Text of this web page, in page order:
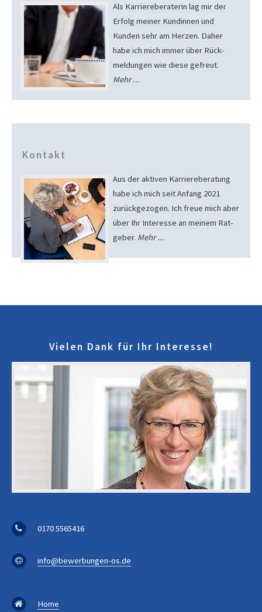
Als Karriere­beraterin lag mir der
Erfolg meiner Kundinnen und
Kunden sehr am Herzen. Daher
habe ich mich immer über Rück­
meldungen wie diese gefreut.
Mehr ...
Kontakt
Aus der aktiven Karriere­beratung
habe ich mich seit Anfang 2021
zurück­gezogen. Ich freue mich aber
über Ihr Interesse an meinem Rat­
geber. Mehr ...
Vielen Dank für Ihr Interesse!
0170 5565416
info@bewerbungen-os.de
Home